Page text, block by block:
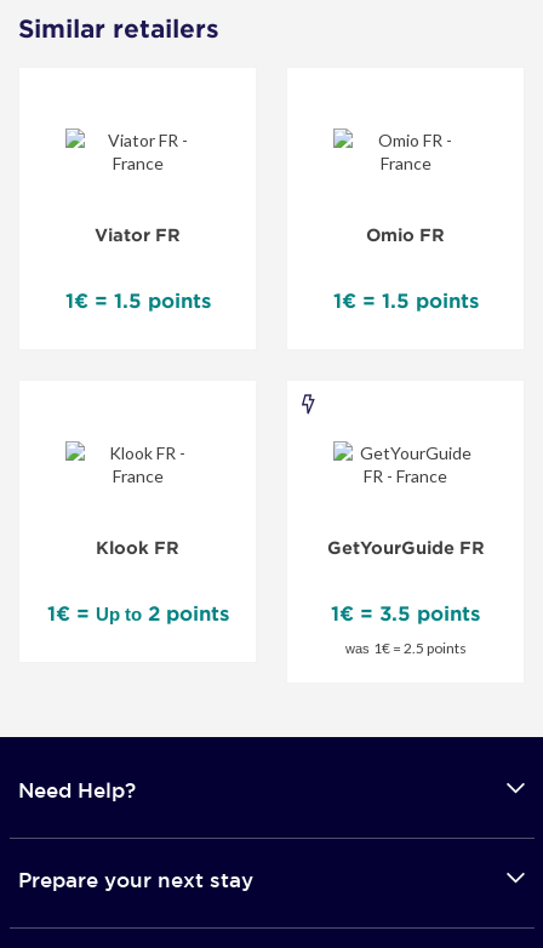
sauvegarder la biodiversité de notre planète.
Similar retailers
Viator FR
1€ = 1.5 points
Omio FR
1€ = 1.5 points
Klook FR
1€ = Up to2 points
GetYourGuide FR
1€ = 3.5 points
was 1€ = 2.5 points
FR
Offer
Need Help?
Prepare your next stay